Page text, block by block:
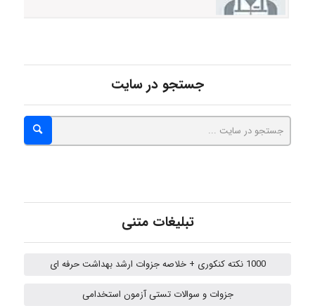
emami
جستجو در سایت
تبلیغات متنی
1000 نکته کنکوری + خلاصه جزوات ارشد بهداشت حرفه ای
جزوات و سوالات تستی آزمون استخدامی